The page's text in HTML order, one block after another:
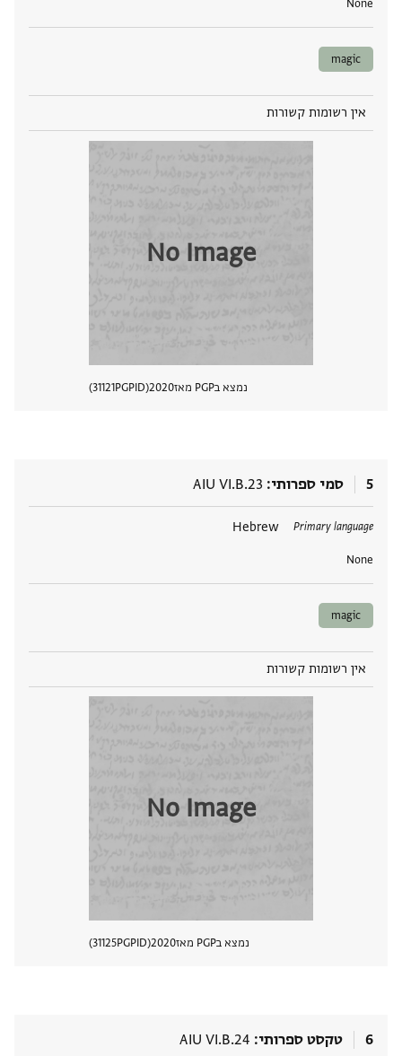
None
magic
אין רשומות קשורות
No Image
נמצא בPGP מאז 2020
PGPID
31121
5 סמי ספרותי AIU VI.B.23
Primary language
Hebrew
None
תגים
magic
אין רשומות קשורות
No Image
נמצא בPGP מאז 2020
PGPID
31125
6 טקסט ספרותי AIU VI.B.24